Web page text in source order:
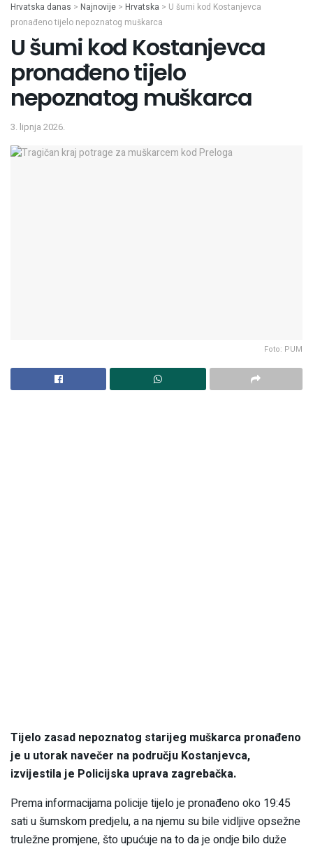
Hrvatska danas > Najnovije > Hrvatska > U šumi kod Kostanjevca
pronađeno tijelo nepoznatog muškarca
U šumi kod Kostanjevca
pronađeno tijelo
nepoznatog muškarca
3. lipnja 2026.
Foto: PUM
Tijelo zasad nepoznatog starijeg muškarca pronađeno
je u utorak navečer na području Kostanjevca,
izvijestila je Policijska uprava zagrebačka.
Prema informacijama policije tijelo je pronađeno oko 19:45
sati u šumskom predjelu, a na njemu su bile vidljive opsežne
truležne promjene, što upućuje na to da je ondje bilo duže